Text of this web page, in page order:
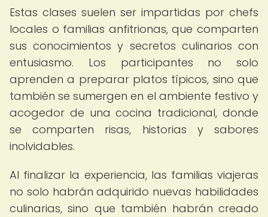
Estas clases suelen ser impartidas por chefs
locales o familias anfitrionas, que comparten
sus conocimientos y secretos culinarios con
entusiasmo. Los participantes no solo
aprenden a preparar platos típicos, sino que
también se sumergen en el ambiente festivo y
acogedor de una cocina tradicional, donde
se comparten risas, historias y sabores
inolvidables.
Al finalizar la experiencia, las familias viajeras
no solo habrán adquirido nuevas habilidades
culinarias, sino que también habrán creado